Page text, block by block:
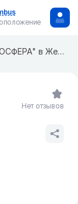
Аптека "БИОСФЕРА" в Жетысу
Нет отзывов